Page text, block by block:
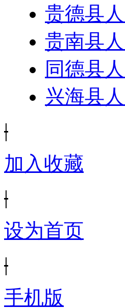
贵德县
贵南县
同德县
兴海县
|
加入收藏
|
设为首页
|
手机版